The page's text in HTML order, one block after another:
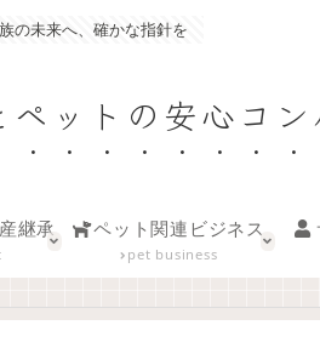
の未来へ、確かな指針を
ットの安心コン
継承 ペット関連ビジネス
pet business